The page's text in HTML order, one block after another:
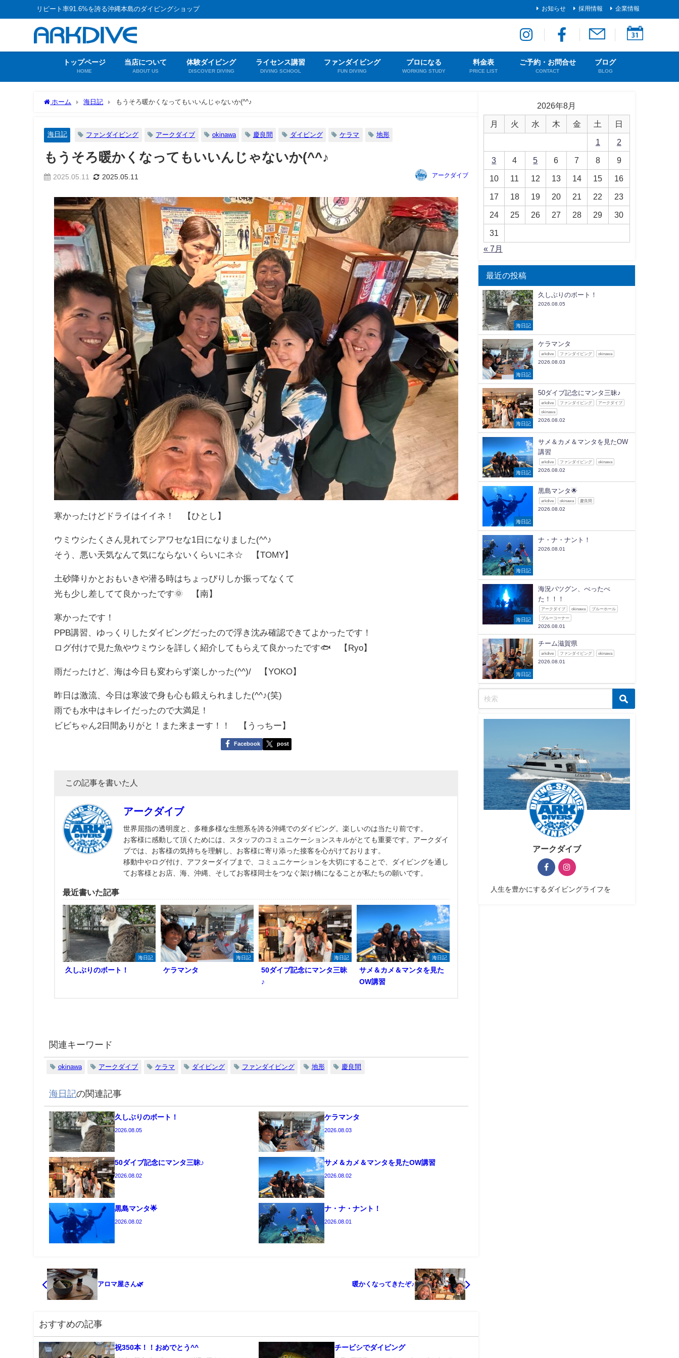
リピート率91.6%を誇る沖縄本島のダイビングショップ お知らせ 採用情報 企業情報
トップページ
HOME
当店について
ABOUT US
体験ダイビング
DISCOVER DIVING
ライセンス講習
DIVING SCHOOL
ファンダイビング
FUN DIVING
プロになる
WORKING STUDY
料金表
PRICE LIST
ご予約・お問合せ
CONTACT
ブログ
BLOG
ホーム 海日記 もうそろ暖かくなってもいいんじゃないか(^^♪
海日記 ファンダイビング アークダイブ okinawa 慶良間 ダイビング ケラマ 地形
もうそろ暖かくなってもいいんじゃないか(^^♪
2025.05.11 2025.05.11 アークダイブ
寒かったけどドライはイイネ！ 【ひとし】
ウミウシたくさん見れてシアワセな1日になりました(^^♪
そう、悪い天気なんて気にならないくらいにネ☆ 【TOMY】
土砂降りかとおもいきや潜る時はちょっぴりしか振ってなくて
光も少し差してて良かったです🌞 【南】
寒かったです！
PPB講習、ゆっくりしたダイビングだったので浮き沈み確認できてよかったです！
ログ付けで見た魚やウミウシを詳しく紹介してもらえて良かったです🐟 【Ryo】
雨だったけど、海は今日も変わらず楽しかった(^^)/ 【YOKO】
昨日は激流、今日は寒波で身も心も鍛えられました(^^♪(笑)
雨でも水中はキレイだったので大満足！
ビビちゃん2日間ありがと！また来まーす！！ 【うっちー】
Facebook post
この記事を書いた人
アークダイブ
世界屈指の透明度と、多種多様な生態系を誇る沖縄でのダイビング。楽しいのは当たり前です。
お客様に感動して頂くためには、スタッフのコミュニケーションスキルがとても重要です。アークダイ
ブでは、お客様の気持ちを理解し、お客様に寄り添った接客を心がけております。
移動中やログ付け、アフターダイブまで、コミュニケーションを大切にすることで、ダイビングを通し
てお客様とお店、海、沖縄、そしてお客様同士をつなぐ架け橋になることが私たちの願いです。
最近書いた記事
海日記
久しぶりのボート！
海日記
ケラマンタ
海日記
50ダイブ記念にマンタ三昧
♪
海日記
サメ＆カメ＆マンタを見た
OW講習
関連キーワード
okinawa アークダイブ ケラマ ダイビング ファンダイビング 地形 慶良間
海日記の関連記事
久しぶりのボート！
2026.08.05
ケラマンタ
2026.08.03
50ダイブ記念にマンタ三昧♪
2026.08.02
サメ＆カメ＆マンタを見たOW講習
2026.08.02
黒島マンタ🌟
2026.08.02
ナ・ナ・ナント！
2026.08.01
アロマ屋さん🌿 暖かくなってきたぞ♪
おすすめの記事
祝350本！！おめでとう^^ チービシでダイビング
2026年8月
月 火 水 木 金 土 日
1 2
3 4 5 6 7 8 9
10 11 12 13 14 15 16
17 18 19 20 21 22 23
24 25 26 27 28 29 30
31
« 7月
最近の投稿
海日記
久しぶりのボート！
2026.08.05
海日記
ケラマンタ
arkdive ファンダイビング okinawa
2026.08.03
海日記
50ダイブ記念にマンタ三昧♪
arkdive ファンダイビング アークダイブ
okinawa
2026.08.02
海日記
サメ＆カメ＆マンタを見たOW
講習
arkdive ファンダイビング okinawa
2026.08.02
海日記
黒島マンタ🌟
arkdive okinawa 慶良間
2026.08.02
海日記
ナ・ナ・ナント！
2026.08.01
海日記
海況バツグン、べったべ
た！！！
アークダイブ okinawa ブルーホール
ブルーコーナー
2026.08.01
海日記
チーム滋賀県
arkdive ファンダイビング okinawa
2026.08.01
アークダイブ
人生を豊かにするダイビングライフを